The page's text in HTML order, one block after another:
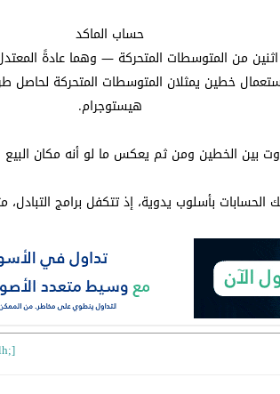
حساب الماكد
باستعمال خطين يمثلان المتوسطات المتحركة
هيستوجرام.
بين الخطين ومن ثم يعكس ما لو أنه مكان
بأسلوب يدوية، إذ تتكفل برامج التبادل،